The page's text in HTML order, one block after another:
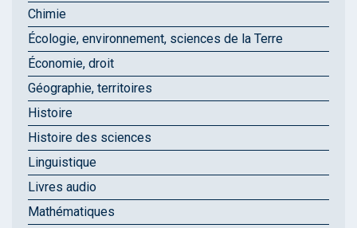
Chimie
Écologie, environnement, sciences de la Terre
Économie, droit
Géographie, territoires
Histoire
Histoire des sciences
Linguistique
Livres audio
Mathématiques